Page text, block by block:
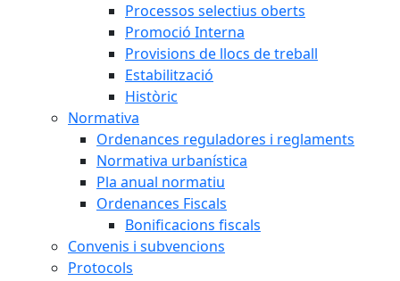
Processos selectius oberts
Promoció Interna
Provisions de llocs de treball
Estabilització
Històric
Normativa
Ordenances reguladores i reglaments
Normativa urbanística
Pla anual normatiu
Ordenances Fiscals
Bonificacions fiscals
Convenis i subvencions
Protocols